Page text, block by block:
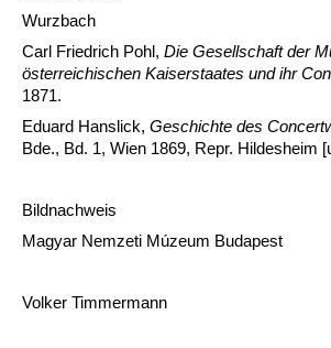
Wurzbach
Carl Friedrich Pohl, Die Gesellschaft der
österreichischen Kaiserstaates und ihr
1871.
Eduard Hanslick, Geschichte des
Bde., Bd. 1, Wien 1869, Repr. Hildesheim
Bildnachweis
Magyar Nemzeti Múzeum Budapest
Volker Timmermann